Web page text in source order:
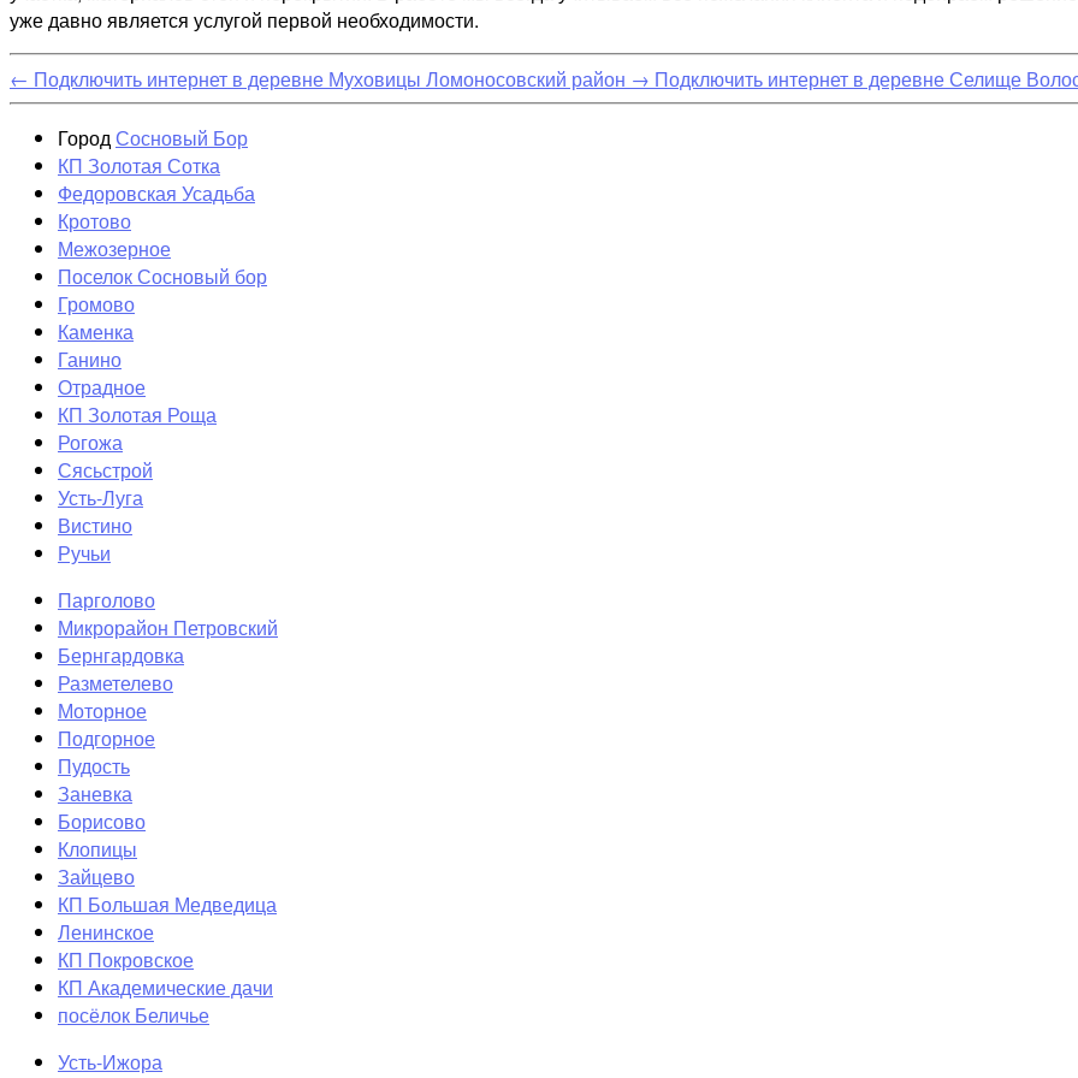
уже давно является услугой первой необходимости.
← Подключить интернет в деревне Муховицы Ломоносовский район → Подключить интернет в деревне Селище
ГородСосновый Бор
КП Золотая Сотка
Федоровская Усадьба
Кротово
Межозерное
Поселок Сосновый бор
Громово
Каменка
Ганино
Отрадное
КП Золотая Роща
Рогожа
Сясьстрой
Усть-Луга
Вистино
Ручьи
Парголово
Микрорайон Петровский
Бернгардовка
Разметелево
Моторное
Подгорное
Пудость
Заневка
Борисово
Клопицы
Зайцево
КП Большая Медведица
Ленинское
КП Покровское
КП Академические дачи
посёлок Беличье
Усть-Ижора